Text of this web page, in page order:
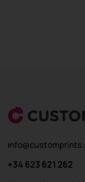
+34 623 621 262